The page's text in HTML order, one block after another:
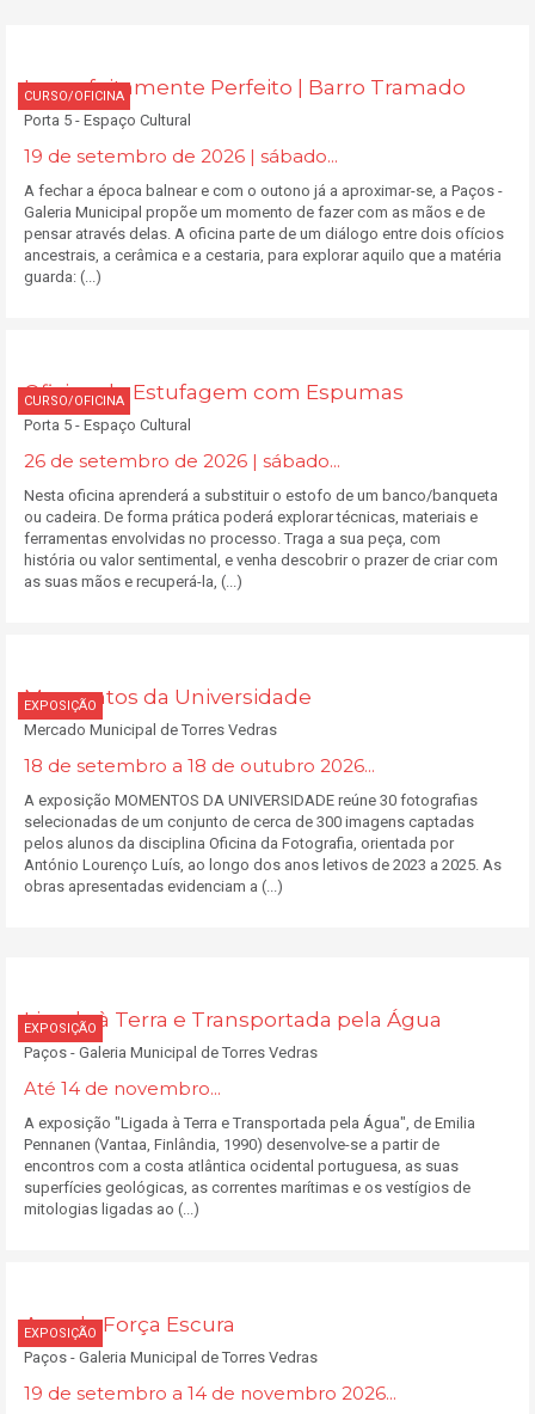
CURSO/OFICINA
Imperfeitamente Perfeito | Barro Tramado
Porta 5 - Espaço Cultural
19 de setembro de 2026 | sábado...
A fechar a época balnear e com o outono já a aproximar-se, a Paços -
Galeria Municipal propõe um momento de fazer com as mãos e de
pensar através delas. A oficina parte de um diálogo entre dois ofícios
ancestrais, a cerâmica e a cestaria, para explorar aquilo que a matéria
guarda: (...)
CURSO/OFICINA
Oficina de Estufagem com Espumas
Porta 5 - Espaço Cultural
26 de setembro de 2026 | sábado...
Nesta oficina aprenderá a substituir o estofo de um banco/banqueta
ou cadeira. De forma prática poderá explorar técnicas, materiais e
ferramentas envolvidas no processo. Traga a sua peça, com
história ou valor sentimental, e venha descobrir o prazer de criar com
as suas mãos e recuperá-la, (...)
EXPOSIÇÃO
Momentos da Universidade
Mercado Municipal de Torres Vedras
18 de setembro a 18 de outubro 2026...
A exposição MOMENTOS DA UNIVERSIDADE reúne 30 fotografias
selecionadas de um conjunto de cerca de 300 imagens captadas
pelos alunos da disciplina Oficina da Fotografia, orientada por
António Lourenço Luís, ao longo dos anos letivos de 2023 a 2025. As
obras apresentadas evidenciam a (...)
EXPOSIÇÃO
Ligada à Terra e Transportada pela Água
Paços - Galeria Municipal de Torres Vedras
Até 14 de novembro...
A exposição "Ligada à Terra e Transportada pela Água", de Emilia
Pennanen (Vantaa, Finlândia, 1990) desenvolve-se a partir de
encontros com a costa atlântica ocidental portuguesa, as suas
superfícies geológicas, as correntes marítimas e os vestígios de
mitologias ligadas ao (...)
EXPOSIÇÃO
Aquela Força Escura
Paços - Galeria Municipal de Torres Vedras
19 de setembro a 14 de novembro 2026...